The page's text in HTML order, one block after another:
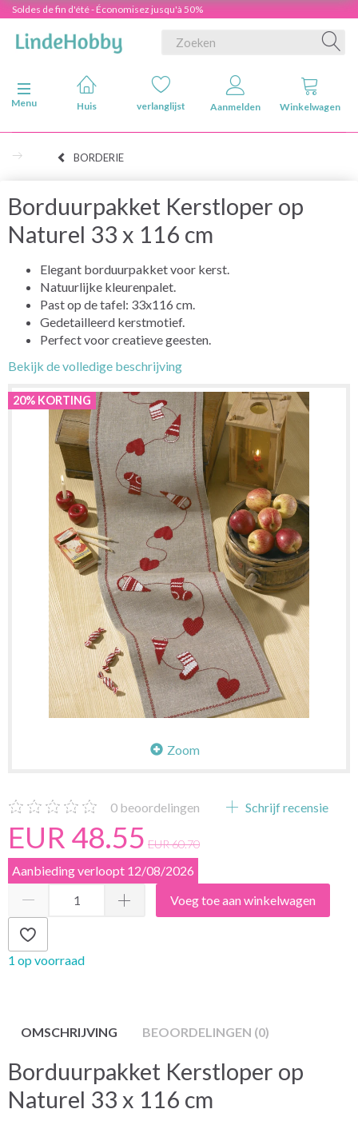
Soldes de fin d'été - Économisez jusqu'à 50%
Navigatie in-/uitschakelen
Menu
Huis verlanglijst Aanmelden Winkelwagen
BORDERIE
Borduurpakket Kerstloper op
Naturel 33 x 116 cm
Elegant borduurpakket voor kerst.
Natuurlijke kleurenpalet.
Past op de tafel: 33x116 cm.
Gedetailleerd kerstmotief.
Perfect voor creatieve geesten.
Bekijk de volledige beschrijving
20% KORTING
Zoom
0 beoordelingen Schrijf recensie
EUR 48.55 EUR 60.70
Aanbieding verloopt 12/08/2026
Voeg toe aan winkelwagen
1 op voorraad
OMSCHRIJVING BEOORDELINGEN (0)
Borduurpakket Kerstloper op
Naturel 33 x 116 cm